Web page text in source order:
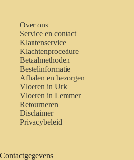
Over ons
Service en contact
Klantenservice
Klachtenprocedure
Betaalmethoden
Bestelinformatie
Afhalen en bezorgen
Vloeren in Urk
Vloeren in Lemmer
Retourneren
Disclaimer
Privacybeleid
Contactgegevens